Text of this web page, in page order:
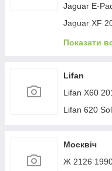
Jaguar E-
Jaguar XF
Jaguar XF
Jaguar XJ
Показати
Lifan
Lifan X60
Lifan 620
Москвіч
Ж 2126